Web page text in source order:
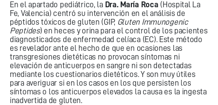
En el apartado pediátrico, la Dra. María Roca (Hospital La
Fe, Valencia) centró su intervención en el análisis de
péptidos tóxicos de gluten (GIP, Gluten Immunogenic
Peptides) en heces y orina para el control de los pacientes
diagnosticados de enfermedad celíaca (EC). Este método
es revelador ante el hecho de que en ocasiones las
transgresiones dietéticas no provocan síntomas ni
elevación de anticuerpos en sangre ni son detectadas
mediante los cuestionarios dietéticos. Y son muy útiles
para averiguar si en los casos en los que persisten los
síntomas o los anticuerpos elevados la causa es la ingesta
inadvertida de gluten.